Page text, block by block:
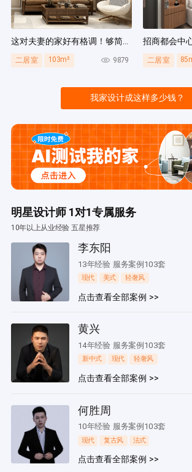
这对夫妻的家好有格调！够简洁还复古，好打扫卫生太贴心~
二居室 103m² 9879 二居室
我家设计成这样多少钱？
明星设计师 1对1专属服务
10年以上从业经验 五星推荐
李东阳
13年经验 服务案例103套
现代 美式 轻奢风
点击查看全部案例 >>
黄兴
14年经验 服务案例103套
新中式 现代 轻奢风
点击查看全部案例 >>
何胜周
10年经验 服务案例103套
现代 复古风 法式
点击查看全部案例 >>